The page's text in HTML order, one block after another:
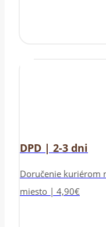
DPD | 2-3 dni
Doručenie kuriérom
miesto | 4,90€